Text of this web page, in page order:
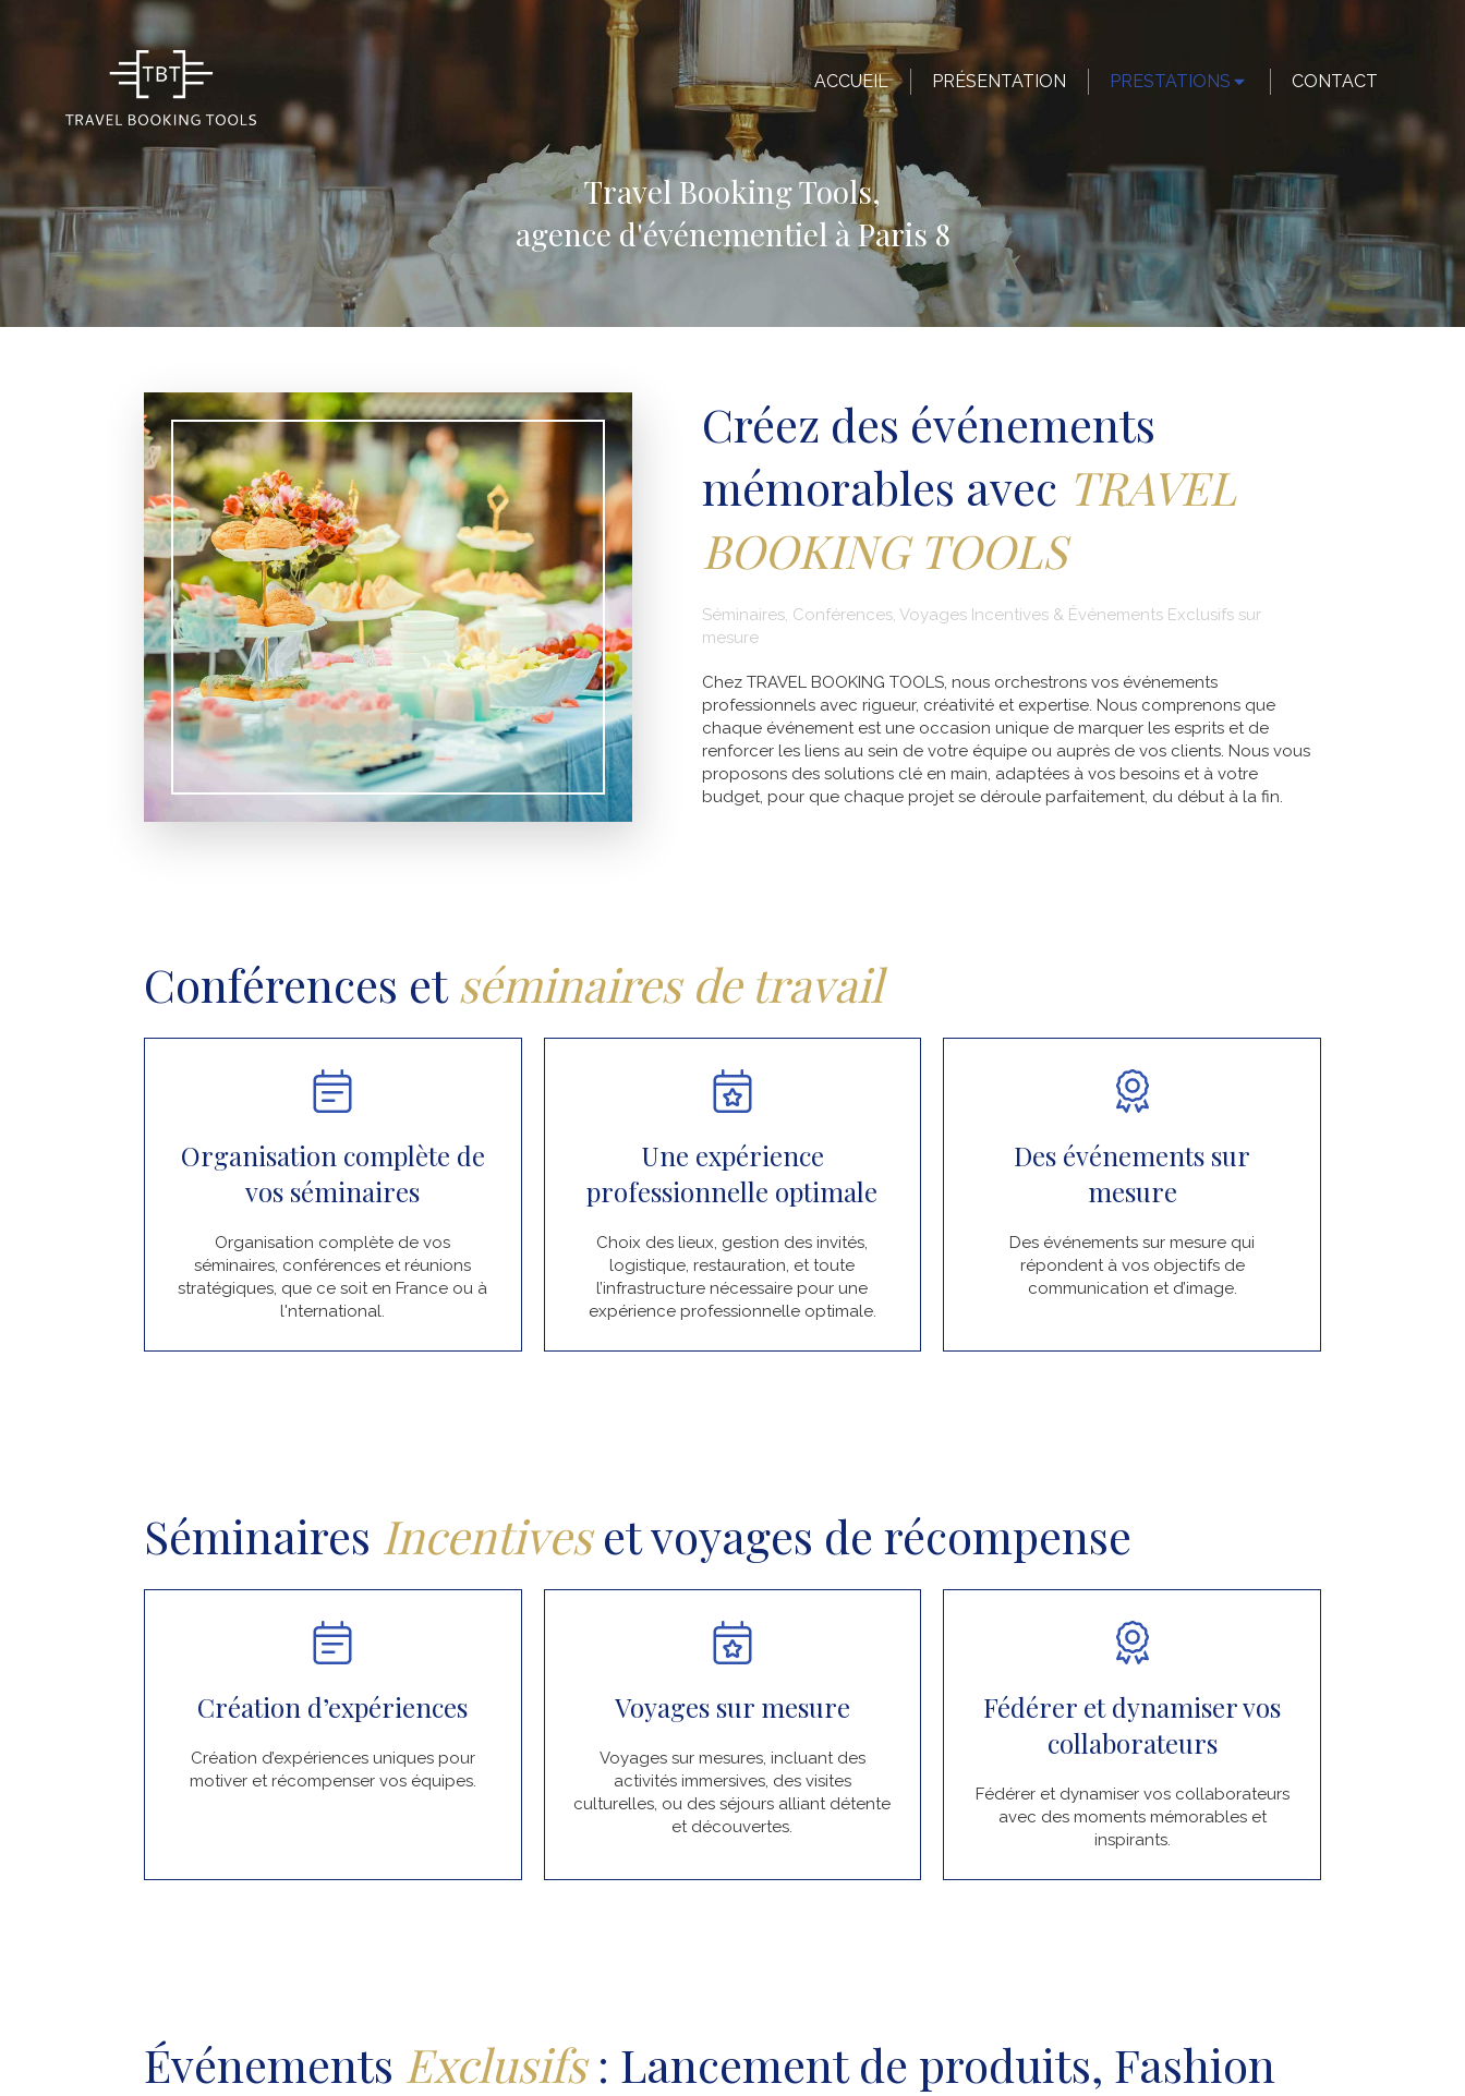
ACCUEIL PRÉSENTATION PRESTATIONS CONTACT
Travel Booking Tools,
agence d'événementiel à Paris 8
Créez des événements
mémorables avec TRAVEL
BOOKING TOOLS
Séminaires, Conférences, Voyages Incentives & Événements Exclusifs sur
mesure
Chez TRAVEL BOOKING TOOLS, nous orchestrons vos événements
professionnels avec rigueur, créativité et expertise. Nous comprenons que
chaque événement est une occasion unique de marquer les esprits et de
renforcer les liens au sein de votre équipe ou auprès de vos clients. Nous vous
proposons des solutions clé en main, adaptées à vos besoins et à votre
budget, pour que chaque projet se déroule parfaitement, du début à la fin.
Conférences etséminaires de travail
Organisation complète de
vos séminaires
Organisation complète de vos
séminaires, conférences et réunions
stratégiques, que ce soit en France ou à
l'nternational.
Une expérience
professionnelle optimale
Choix des lieux, gestion des invités,
logistique, restauration, et toute
l’infrastructure nécessaire pour une
expérience professionnelle optimale.
Des événements sur
mesure
Des événements sur mesure qui
répondent à vos objectifs de
communication et d’image.
Séminaires Incentives et voyages de récompense
Création d’expériences
Création d’expériences uniques pour
motiver et récompenser vos équipes.
Voyages sur mesure
Voyages sur mesures, incluant des
activités immersives, des visites
culturelles, ou des séjours alliant détente
et découvertes.
Fédérer et dynamiser vos
collaborateurs
Fédérer et dynamiser vos collaborateurs
avec des moments mémorables et
inspirants.
Événements Exclusifs: Lancement de produits, Fashion